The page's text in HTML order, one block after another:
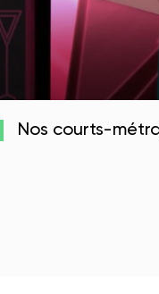
Nos courts-